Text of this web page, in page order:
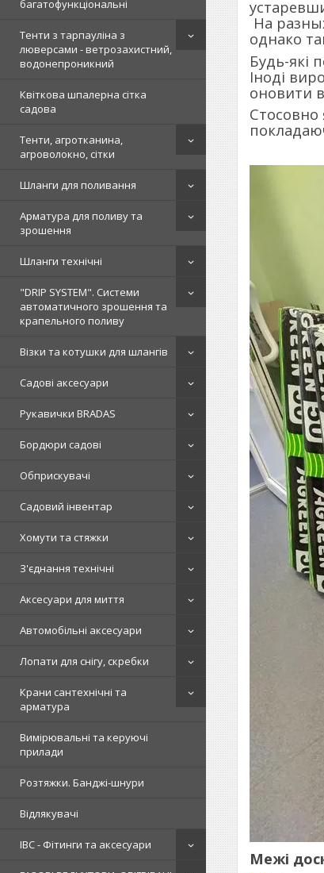
багатофункціональні
Тенти з тарпауліна з
люверсами - ветрозахистний,
водонепроникний
Квіткова шпалерна сітка
садова
Тенти, агротканина,
агроволокно, сітки
Шланги для поливання
Арматура для поливу та
зрошення
Шланги технічні
"DRIP SYSTEM". Системи
автоматичного зрошення та
крапельного поливу
Візки та котушки для шлангів
Садові аксесуари
Рукавички BRADAS
Бордюри садові
Обприскувачі
Садовий інвентар
Хомути та стяжки
З'єднання технічні
Аксесуари для миття
Автомобільні аксесуари
Лопати для снігу, скребки
Крани сантехнічні та
арматура
Вимірювальні та керуючі
прилади
Розтяжки. Банджі-шнури
Відлякувачі
IBC - Фітинги та аксесуари
На
однако
Будь-які
Іноді
оновити
Стосовно
Межі